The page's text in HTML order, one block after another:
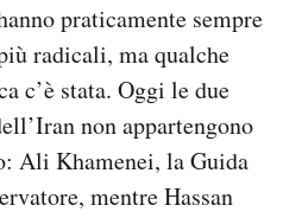
praticamente sempre
radicali, ma qualche
c’è stata. Oggi le due
non appartengono
Ali Khamenei, la Guida
mentre Hassan